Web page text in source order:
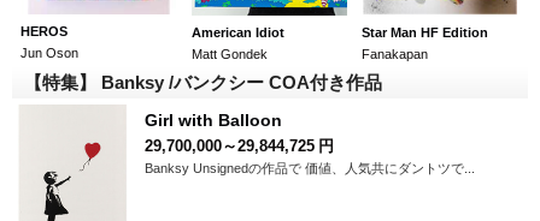
HEROS
Jun Oson
American Idiot
Matt Gondek
Star Man HF Edition
Fanakapan
【特集】 Banksy /バンクシー COA付き作品
Girl with Balloon
29,700,000～29,844,725 円
Banksy Unsignedの作品で 価値、人気共にダントツで...